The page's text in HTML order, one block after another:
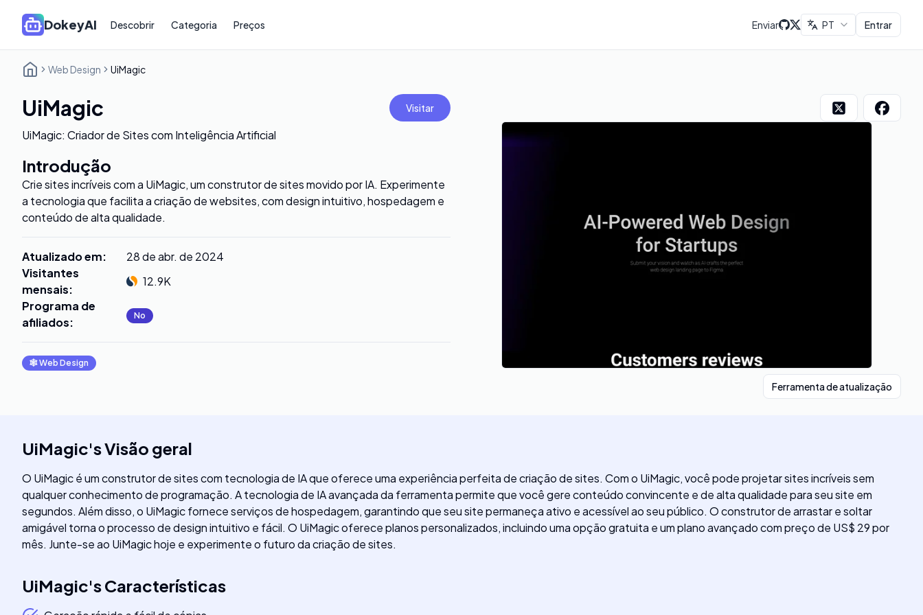
DokeyAI Descobrir Categoria Preços Enviar PT Entrar
Web Design UiMagic
UiMagic Visitar
UiMagic: Criador de Sites com Inteligência Artificial
Introdução
Crie sites incríveis com a UiMagic, um construtor de sites movido por IA. Experimente
a tecnologia que facilita a criação de websites, com design intuitivo, hospedagem e
conteúdo de alta qualidade.
Atualizado em:
28 de abr. de 2024
Visitantes
mensais:
12.9K
Programa de
afiliados: No
🕸Web Design
Ferramenta de atualização
UiMagic'sVisão geral
O UiMagic é um construtor de sites com tecnologia de IA que oferece uma experiência perfeita de criação de sites. Com o UiMagic, você pode projetar sites incríveis sem
qualquer conhecimento de programação. A tecnologia de IA avançada da ferramenta permite que você gere conteúdo convincente e de alta qualidade para seu site em
segundos. Além disso, o UiMagic fornece serviços de hospedagem, garantindo que seu site permaneça ativo e acessível ao seu público. O construtor de arrastar e soltar
amigável torna o processo de design intuitivo e fácil. O UiMagic oferece planos personalizados, incluindo uma opção gratuita e um plano avançado com preço de US$ 29 por
mês. Junte-se ao UiMagic hoje e experimente o futuro da criação de sites.
UiMagic'sCaracterísticas